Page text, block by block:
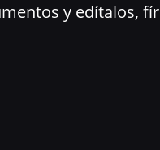
y edítalos,